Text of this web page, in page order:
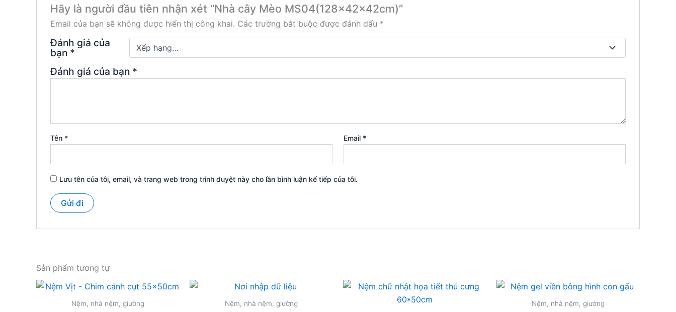
Hãy là người đầu tiên nhận xét “Nhà cây Mèo MS04(128x42x42cm)”
Email của bạn sẽ không được hiển thị công khai. Các trường bắt buộc được đánh dấu *
Đánh giá của
bạn *
Đánh giá của bạn *
Tên * Email *
Lưu tên của tôi, email, và trang web trong trình duyệt này cho lần bình luận kế tiếp của tôi.
Sản phẩm tương tự
Nệm, nhà nệm, giường Nệm, nhà nệm, giường Nệm, nhà nệm, giường